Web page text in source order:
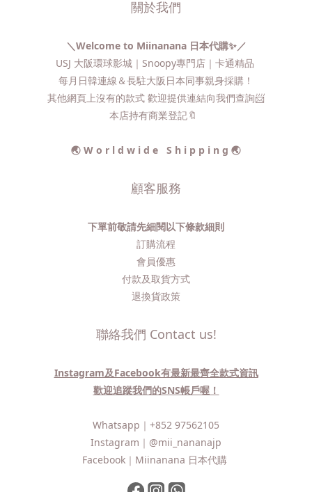
關於我們
＼Welcome to Miinanana 日本代購✨／
USJ 大阪環球影城｜Snoopy專門店｜卡通精品
每月日韓連線＆長駐大阪日本同事親身採購！
其他網頁上沒有的款式 歡迎提供連結向我們查詢📨​
本店持有商業登記🔖
🌏 W o r l d w i d e S h i p p i n g 🌏
顧客服務
下單前敬請先細閱以下條款細則
訂購流程​
會員優惠
付款及取貨方式
退換貨政策
聯絡我們 Contact us!
Instagram及Facebook有最新最齊全款式資訊
歡迎追蹤我們的SNS帳戶喔！
Whatsapp｜ +852 97562105
Instagram｜ @mii_nananajp
Facebook｜ Miinanana 日本代購